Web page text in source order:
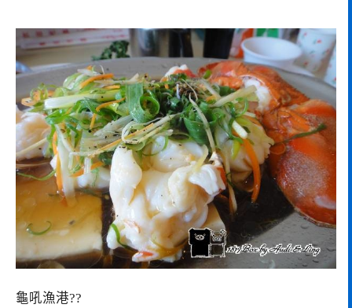
龜吼漁港??